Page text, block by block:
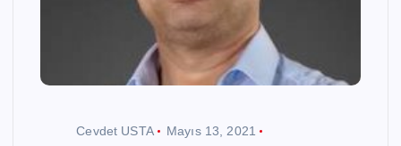
Cevdet USTA
Mayıs 13, 2021